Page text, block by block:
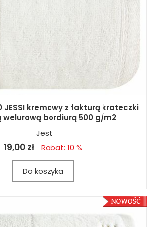
JESSI kremowy z fakturą krateczki
welurową bordiurą 500 g/m2
Jest
19,00 zł Rabat: 10 %
Do koszyka